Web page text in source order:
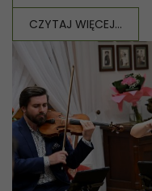
CZYTAJ WIĘCEJ...